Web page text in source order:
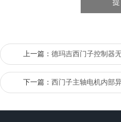
上一篇： 德玛吉西门子控制器
下一篇： 西门子主轴电机内部